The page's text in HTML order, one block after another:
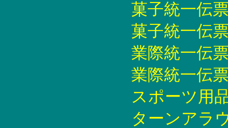
菓子統一伝
菓子統一伝
業際統一伝
業際統一伝
スポーツ用
ターンアラ